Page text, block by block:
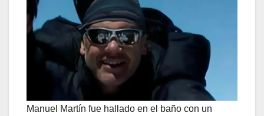
Manuel Martín fue hallado en el baño con un